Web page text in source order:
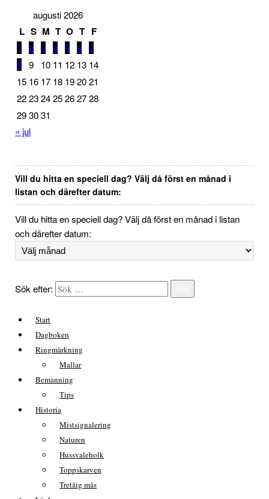
augusti 2026
L S M T O T F
1 2 3 4 5 6 7
8 9 10 11 12 13 14
15 16 17 18 19 20 21
22 23 24 25 26 27 28
29 30 31
« jul
Vill du hitta en speciell dag? Välj då först en månad i
listan och därefter datum:
Vill du hitta en speciell dag? Välj då först en månad i listan
och därefter datum:
Sök efter:
Start
Dagboken
Ringmärkning
Mallar
Bemanning
Tips
Historia
Mistsignalering
Naturen
Hussvaleholk
Toppskarven
Tretåig mås